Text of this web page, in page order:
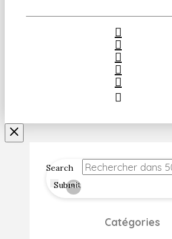
Search
Submit
Clear
Catégories